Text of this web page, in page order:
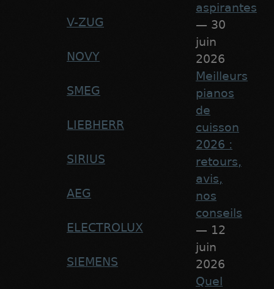
V-ZUG
NOVY
SMEG
LIEBHERR
SIRIUS
AEG
ELECTROLUX
SIEMENS
aspirantes
— 30
juin
2026
Meilleurs
pianos
de
cuisson
2026 :
retours,
avis,
nos
conseils
— 12
juin
2026
Quel